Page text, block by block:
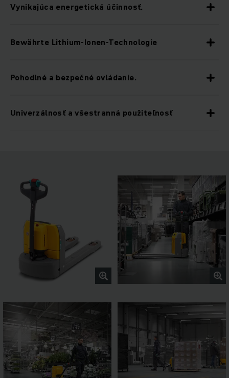
Vynikajúca energetická účinnosť.
Bewährte Lithium-Ionen-Technologie
Pohodlné a bezpečné ovládanie.
Univerzálnosť a všestranná použiteľnosť